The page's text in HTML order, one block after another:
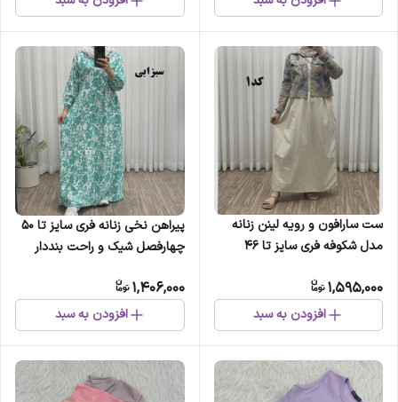
ست سارافون و رویه لینن زنانه
مدل شکوفه فری سایز تا 46
1,595,000
افزودن به سبد
پیراهن نخی زنانه فری سایز تا 50
چهارفصل شیک و راحت بنددار
1,406,000
افزودن به سبد